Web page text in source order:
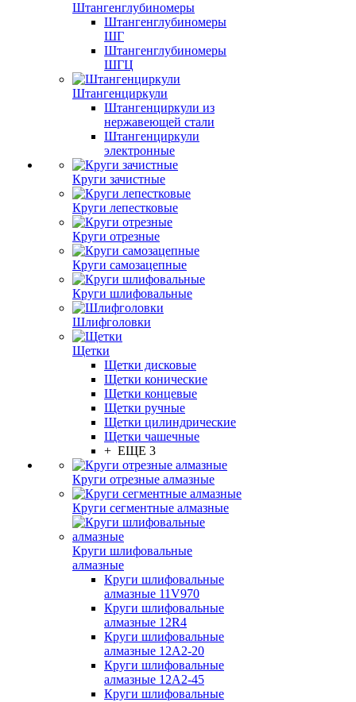
Штангенглубиномеры
Штангенглубиномеры
ШГ
Штангенглубиномеры
ШГЦ
Штангенциркули
Штангенциркули из
нержавеющей стали
Штангенциркули
электронные
Круги зачистные
Круги лепестковые
Круги отрезные
Круги самозацепные
Круги шлифовальные
Шлифголовки
Щетки
Щетки дисковые
Щетки конические
Щетки концевые
Щетки ручные
Щетки цилиндрические
Щетки чашечные
+ ЕЩЕ 3
Круги отрезные алмазные
Круги сегментные алмазные
Круги шлифовальные
алмазные
Круги шлифовальные
алмазные 11V970
Круги шлифовальные
алмазные 12R4
Круги шлифовальные
алмазные 12А2-20
Круги шлифовальные
алмазные 12А2-45
Круги шлифовальные